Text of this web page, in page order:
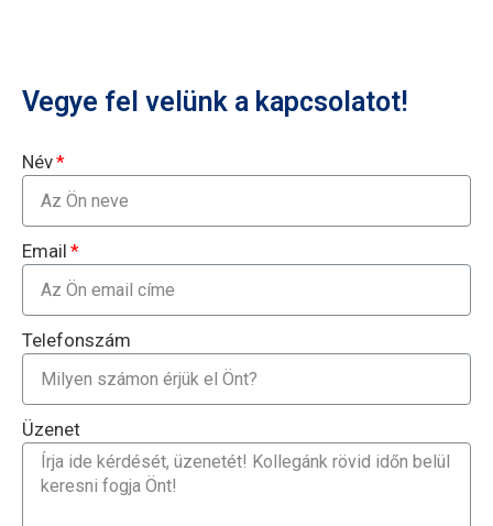
Vegye fel velünk a kapcsolatot!
Név
Email
Telefonszám
Üzenet